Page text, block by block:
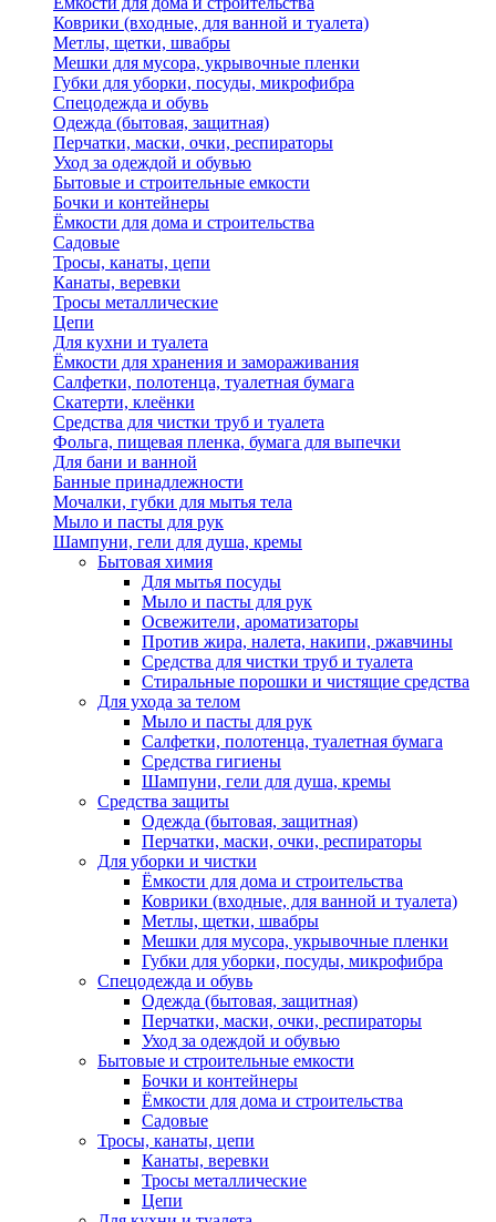
Коврики (входные, для ванной и туалета)
Метлы, щетки, швабры
Мешки для мусора, укрывочные пленки
Губки для уборки, посуды, микрофибра
Спецодежда и обувь
Одежда (бытовая, защитная)
Перчатки, маски, очки, респираторы
Уход за одеждой и обувью
Бытовые и строительные емкости
Бочки и контейнеры
Ёмкости для дома и строительства
Садовые
Тросы, канаты, цепи
Канаты, веревки
Тросы металлические
Цепи
Для кухни и туалета
Ёмкости для хранения и замораживания
Салфетки, полотенца, туалетная бумага
Скатерти, клеёнки
Средства для чистки труб и туалета
Фольга, пищевая пленка, бумага для выпечки
Для бани и ванной
Банные принадлежности
Мочалки, губки для мытья тела
Мыло и пасты для рук
Шампуни, гели для душа, кремы
Бытовая химия
Для мытья посуды
Мыло и пасты для рук
Освежители, ароматизаторы
Против жира, налета, накипи, ржавчины
Средства для чистки труб и туалета
Стиральные порошки и чистящие средства
Для ухода за телом
Мыло и пасты для рук
Салфетки, полотенца, туалетная бумага
Средства гигиены
Шампуни, гели для душа, кремы
Средства защиты
Одежда (бытовая, защитная)
Перчатки, маски, очки, респираторы
Для уборки и чистки
Ёмкости для дома и строительства
Коврики (входные, для ванной и туалета)
Метлы, щетки, швабры
Мешки для мусора, укрывочные пленки
Губки для уборки, посуды, микрофибра
Спецодежда и обувь
Одежда (бытовая, защитная)
Перчатки, маски, очки, респираторы
Уход за одеждой и обувью
Бытовые и строительные емкости
Бочки и контейнеры
Ёмкости для дома и строительства
Садовые
Тросы, канаты, цепи
Канаты, веревки
Тросы металлические
Цепи